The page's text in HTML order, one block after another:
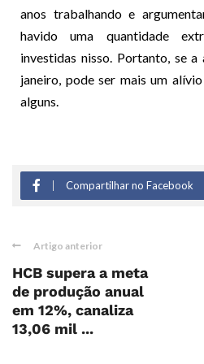
anos trabalhando e
havido uma quantidade
investidas nisso. Portanto, se
janeiro, pode ser mais um
alguns.
Compartilhar no Facebook
Artigo anterior
HCB supera a meta
de produção anual
em 12%, canaliza
13,06 mil ...